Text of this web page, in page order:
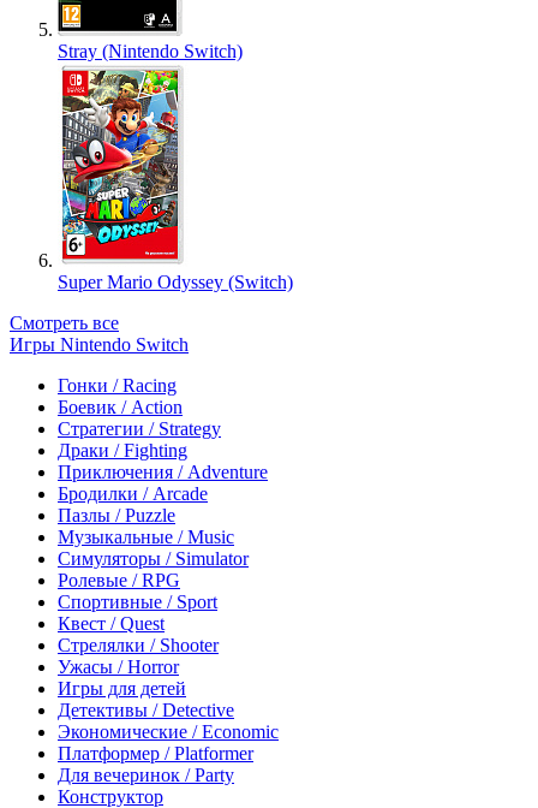
Stray (Nintendo Switch)
Super Mario Odyssey (Switch)
Смотреть все
Игры Nintendo Switch
Гонки / Racing
Боевик / Action
Стратегии / Strategy
Драки / Fighting
Приключения / Adventure
Бродилки / Arcade
Пазлы / Puzzle
Музыкальные / Music
Симуляторы / Simulator
Ролевые / RPG
Спортивные / Sport
Квест / Quest
Стрелялки / Shooter
Ужасы / Horror
Игры для детей
Детективы / Detective
Экономические / Economic
Платформер / Platformer
Для вечеринок / Party
Конструктор